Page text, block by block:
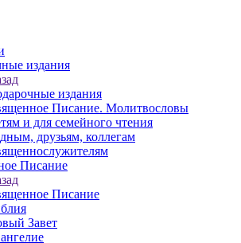
издания
издания
Писание. Молитвословы
и для семейного чтения
друзьям, коллегам
Писание
Писание
Завет